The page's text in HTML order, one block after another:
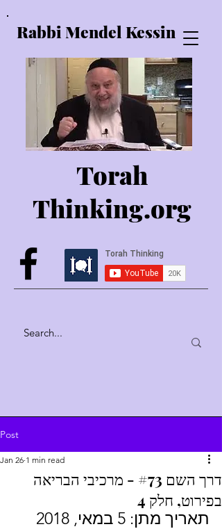
Rabbi Mendel Kessin
Torah
Thinking.org
Post
דרך השם #73 - מרכיבי הבריאה
בפירוט, חלק 4
Jan 26 1 min read
תאריך מתן: 5 במאי, 2018